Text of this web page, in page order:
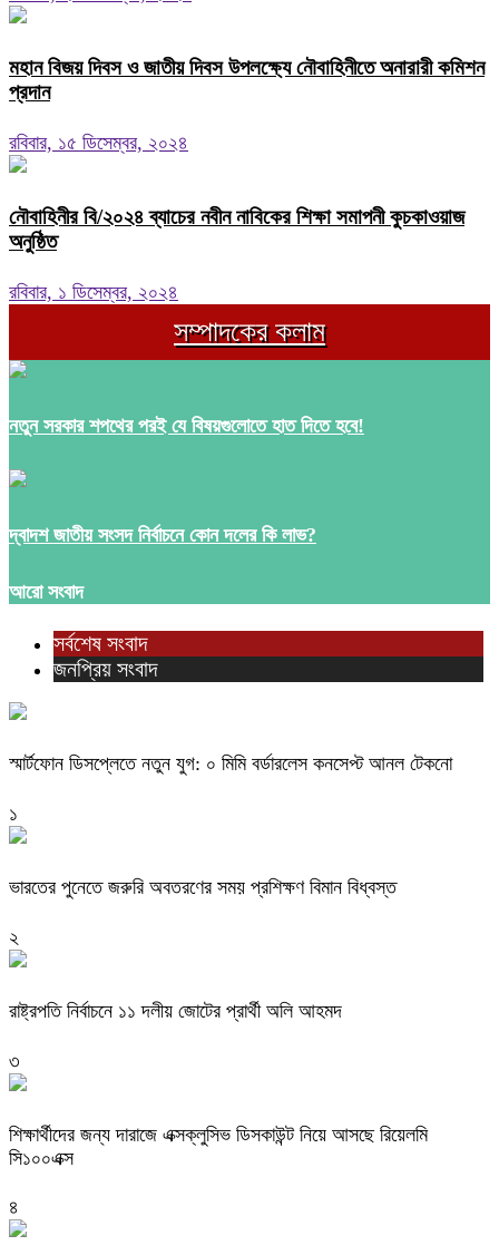
মহান বিজয় দিবস ও জাতীয় দিবস উপলক্ষ্যে নৌবাহিনীতে অনারারী কমিশন
প্রদান
রবিবার, ১৫ ডিসেম্বর, ২০২৪
নৌবাহিনীর বি/২০২৪ ব্যাচের নবীন নাবিকের শিক্ষা সমাপনী কুচকাওয়াজ
অনুষ্ঠিত
রবিবার, ১ ডিসেম্বর, ২০২৪
সম্পাদকের কলাম
নতুন সরকার শপথের পরই যে বিষয়গুলোতে হাত দিতে হবে!
দ্বাদশ জাতীয় সংসদ নির্বাচনে কোন দলের কি লাভ?
আরো সংবাদ
সর্বশেষ সংবাদ
জনপ্রিয় সংবাদ
স্মার্টফোন ডিসপ্লেতে নতুন যুগ: ০ মিমি বর্ডারলেস কনসেপ্ট আনল টেকনো
১
ভারতের পুনেতে জরুরি অবতরণের সময় প্রশিক্ষণ বিমান বিধ্বস্ত
২
রাষ্ট্রপতি নির্বাচনে ১১ দলীয় জোটের প্রার্থী অলি আহমদ
৩
শিক্ষার্থীদের জন্য দারাজে এক্সক্লুসিভ ডিসকাউন্ট নিয়ে আসছে রিয়েলমি
সি১০০এক্স
৪